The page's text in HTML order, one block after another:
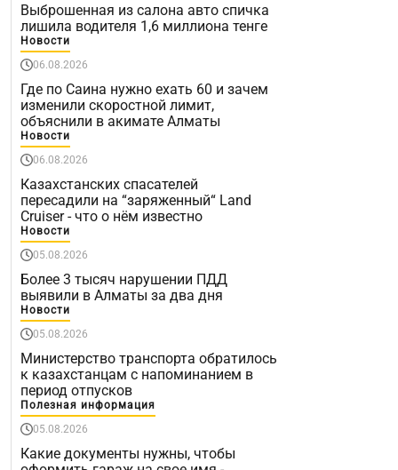
Выброшенная из салона авто спичка
лишила водителя 1,6 миллиона тенге
Новости
06.08.2026
Где по Саина нужно ехать 60 и зачем
изменили скоростной лимит,
объяснили в акимате Алматы
Новости
06.08.2026
Казахстанских спасателей
пересадили на “заряженный“ Land
Cruiser - что о нём известно
Новости
05.08.2026
Более 3 тысяч нарушении ПДД
выявили в Алматы за два дня
Новости
05.08.2026
Министерство транспорта обратилось
к казахстанцам с напоминанием в
период отпусков
Полезная информация
05.08.2026
Какие документы нужны, чтобы